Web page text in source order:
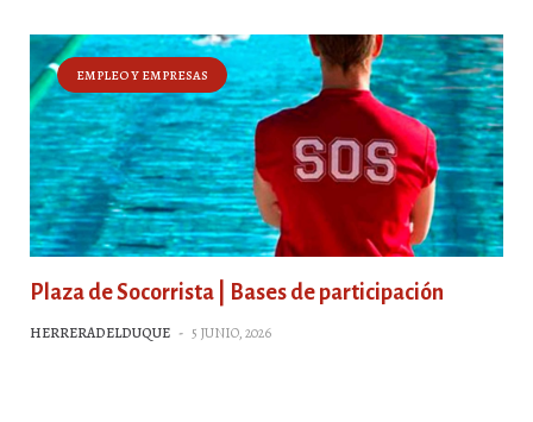
EMPLEO Y EMPRESAS
Plaza de Socorrista | Bases de participación
HERRERADELDUQUE - 5 JUNIO, 2026